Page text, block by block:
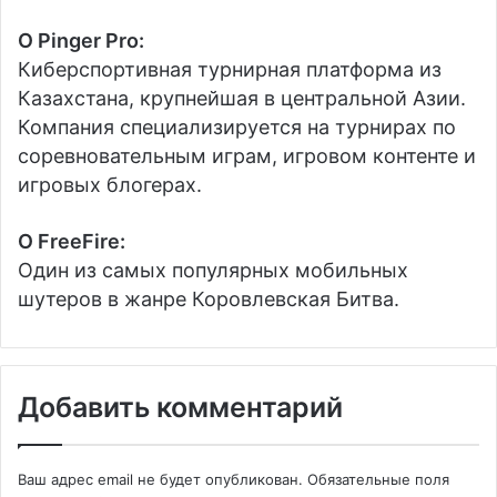
О Pinger Pro:
Киберспортивная турнирная платформа из
Казахстана, крупнейшая в центральной Азии.
Компания специализируется на турнирах по
соревновательным играм, игровом контенте и
игровых блогерах.
О FreeFire:
Один из самых популярных мобильных
шутеров в жанре Коровлевская Битва.
Добавить комментарий
Ваш адрес email не будет опубликован. Обязательные поля